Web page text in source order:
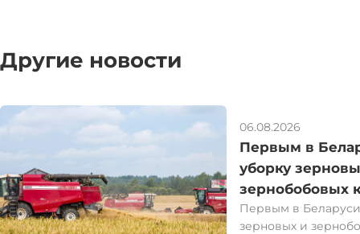
Другие новости
06.08.2026
Первым в
уборку
зернобобовых
Столинский
Первым в
зерновых и